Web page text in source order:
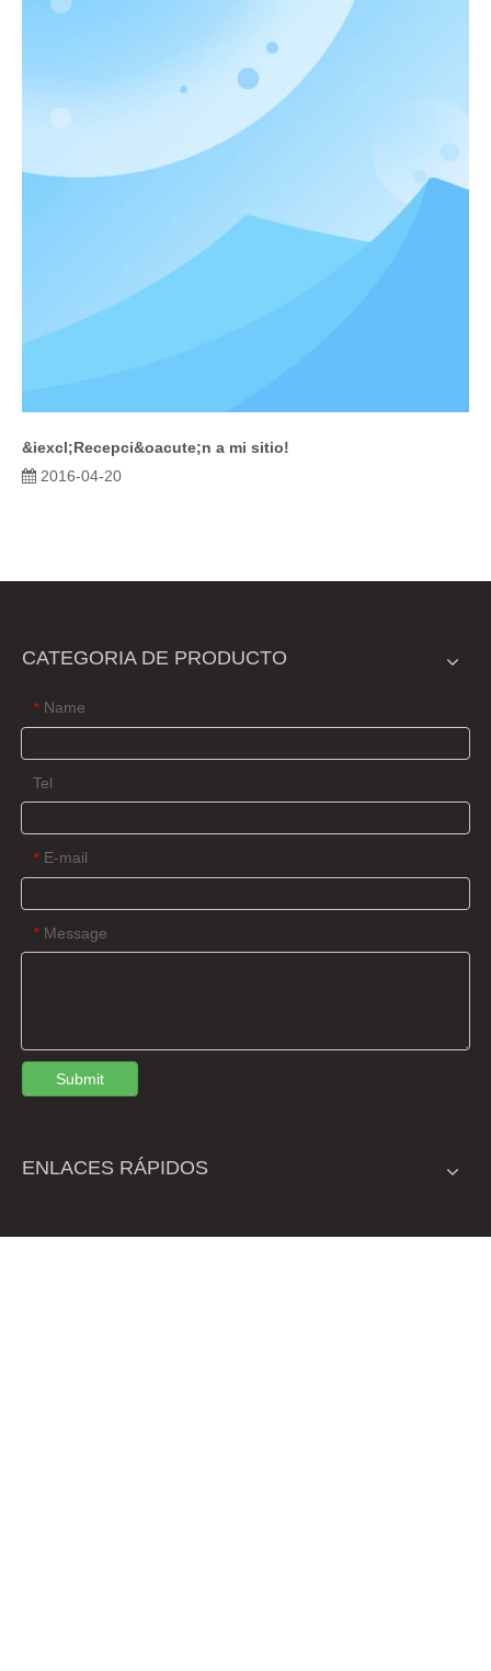
&iexcl;Recepci&oacute;n a mi sitio!
2016-04-20
CATEGORIA DE PRODUCTO
* Name
Tel
* E-mail
* Message
Submit
ENLACES RÁPIDOS